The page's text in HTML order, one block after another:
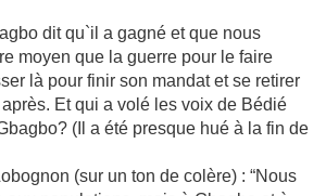
dit qu`il a gagné et que nous
moyen que la guerre pour le faire
là pour finir son mandat et se retirer
Et qui a volé les voix de Bédié
(Il a été presque hué à la fin de
(sur un ton de colère) : “Nous